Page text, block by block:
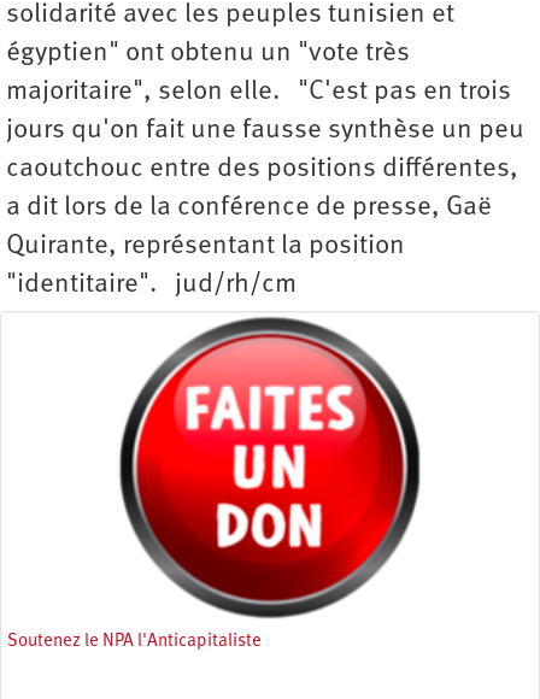
solidarité avec les peuples tunisien et
égyptien" ont obtenu un "vote très
majoritaire", selon elle. "C'est pas en trois
jours qu'on fait une fausse synthèse un peu
caoutchouc entre des positions différentes,
a dit lors de la conférence de presse, Gaë
Quirante, représentant la position
"identitaire". jud/rh/cm
Soutenez le NPA l'Anticapitaliste